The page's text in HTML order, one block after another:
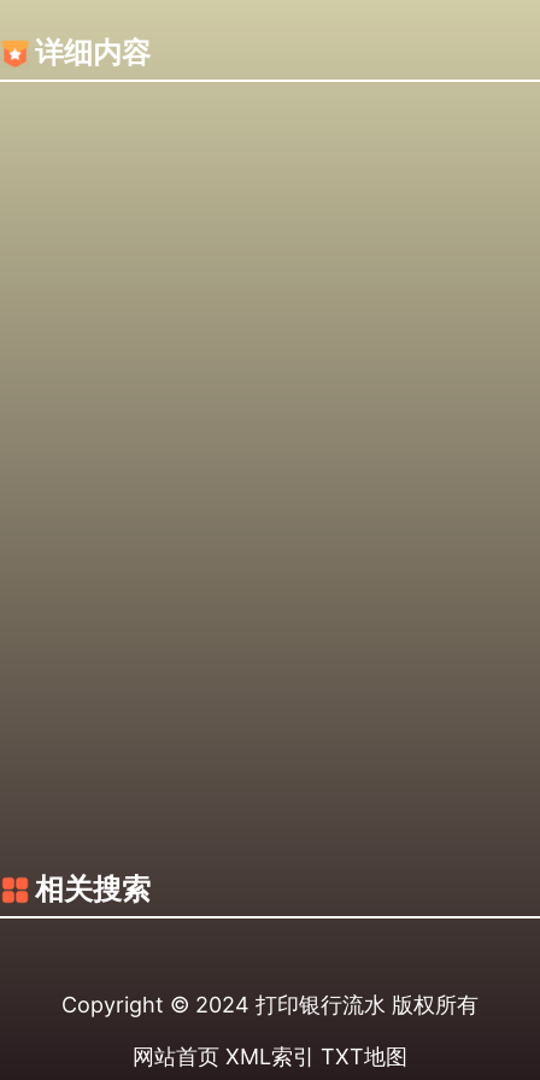
详细内容
相关搜索
Copyright © 2024 打印银行流水 版权所有
网站首页 XML索引 TXT地图